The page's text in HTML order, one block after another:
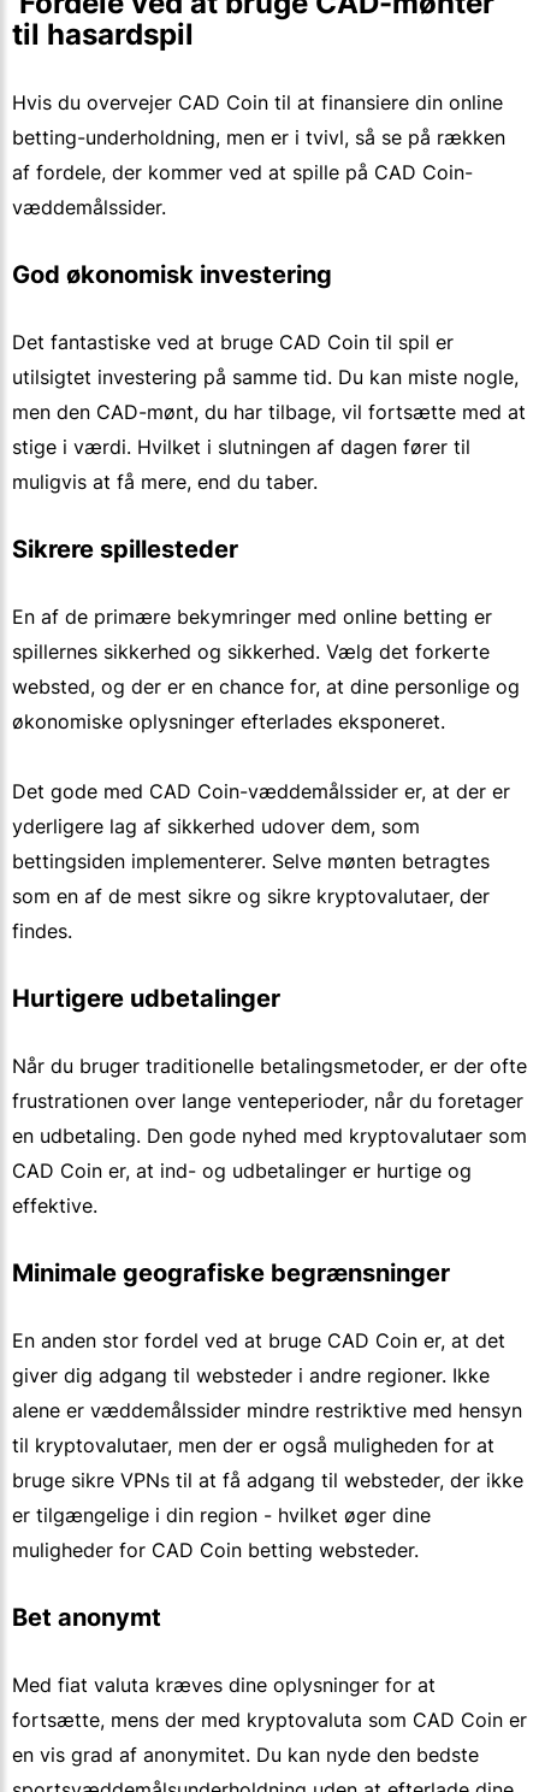
til hasardspil
Hvis du overvejer CAD Coin til at finansiere din online
betting-underholdning, men er i tvivl, så se på rækken
af fordele, der kommer ved at spille på CAD Coin-
væddemålssider.
God økonomisk investering
Det fantastiske ved at bruge CAD Coin til spil er
utilsigtet investering på samme tid. Du kan miste nogle,
men den CAD-mønt, du har tilbage, vil fortsætte med at
stige i værdi. Hvilket i slutningen af dagen fører til
muligvis at få mere, end du taber.
Sikrere spillesteder
En af de primære bekymringer med online betting er
spillernes sikkerhed og sikkerhed. Vælg det forkerte
websted, og der er en chance for, at dine personlige og
økonomiske oplysninger efterlades eksponeret.
Det gode med CAD Coin-væddemålssider er, at der er
yderligere lag af sikkerhed udover dem, som
bettingsiden implementerer. Selve mønten betragtes
som en af de mest sikre og sikre kryptovalutaer, der
findes.
Hurtigere udbetalinger
Når du bruger traditionelle betalingsmetoder, er der ofte
frustrationen over lange venteperioder, når du foretager
en udbetaling. Den gode nyhed med kryptovalutaer som
CAD Coin er, at ind- og udbetalinger er hurtige og
effektive.
Minimale geografiske begrænsninger
En anden stor fordel ved at bruge CAD Coin er, at det
giver dig adgang til websteder i andre regioner. Ikke
alene er væddemålssider mindre restriktive med hensyn
til kryptovalutaer, men der er også muligheden for at
bruge sikre VPNs til at få adgang til websteder, der ikke
er tilgængelige i din region - hvilket øger dine
muligheder for CAD Coin betting websteder.
Bet anonymt
Med fiat valuta kræves dine oplysninger for at
fortsætte, mens der med kryptovaluta som CAD Coin er
en vis grad af anonymitet. Du kan nyde den bedste